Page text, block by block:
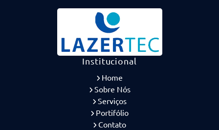
Institucional
Home
Sobre Nós
Serviços
Portifólio
Contato